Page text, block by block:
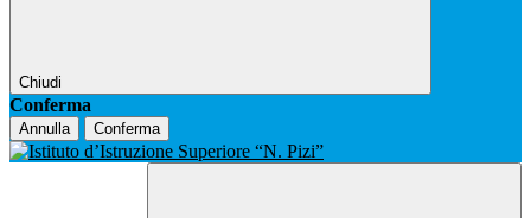
Chiudi
Conferma
Annulla Conferma